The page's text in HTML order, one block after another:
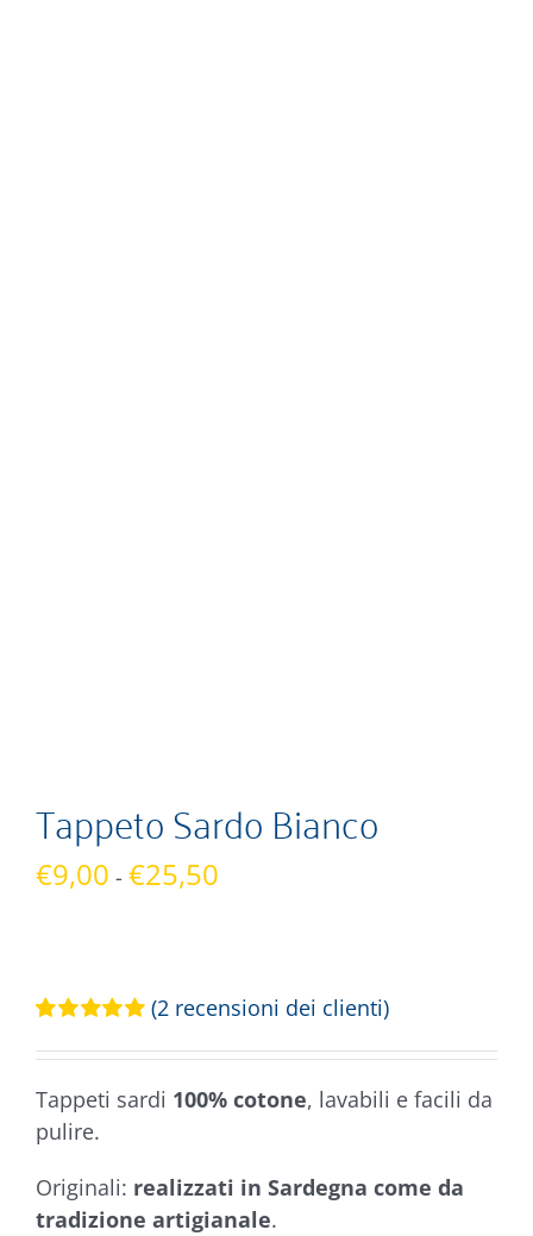
Tappeto Sardo Bianco
€9,00 - €25,50
€9,00
€25,50
5.00su 5 su
recensioni
(2recensioni dei clienti)
Tappeti sardi 100% cotone, lavabili e facili da
pulire.
Originali: realizzati in Sardegna come da
tradizione artigianale.